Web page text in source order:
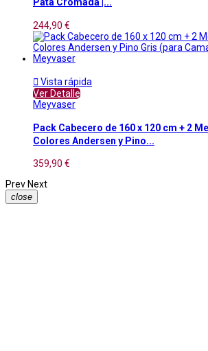
244,90 €
 Vista rápida
Ver Detalle
Meyvaser
Pack Cabecero de 160 x 120 cm + 2
Colores Andersen y Pino...
359,90 €
Prev Next
close